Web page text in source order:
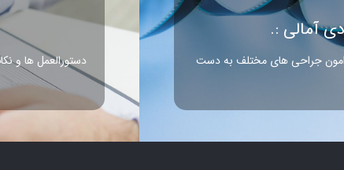
آمالی :.
جراحی های مختلف به دست
دستورالعمل ها و